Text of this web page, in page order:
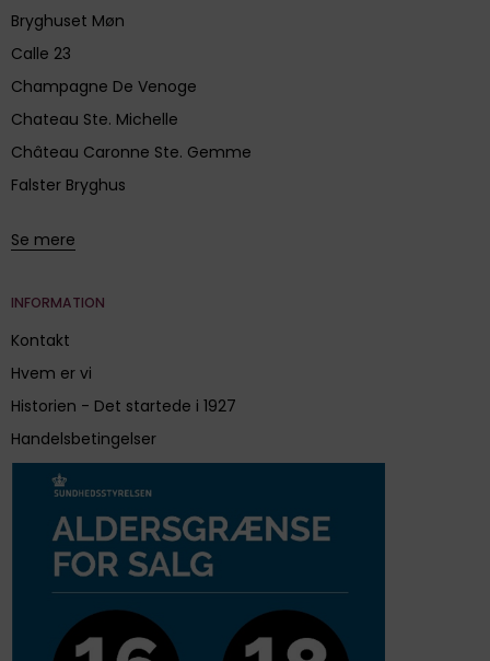
Bryghuset Møn
Calle 23
Champagne De Venoge
Chateau Ste. Michelle
Château Caronne Ste. Gemme
Falster Bryghus
Se mere
INFORMATION
Kontakt
Hvem er vi
Historien - Det startede i 1927
Handelsbetingelser